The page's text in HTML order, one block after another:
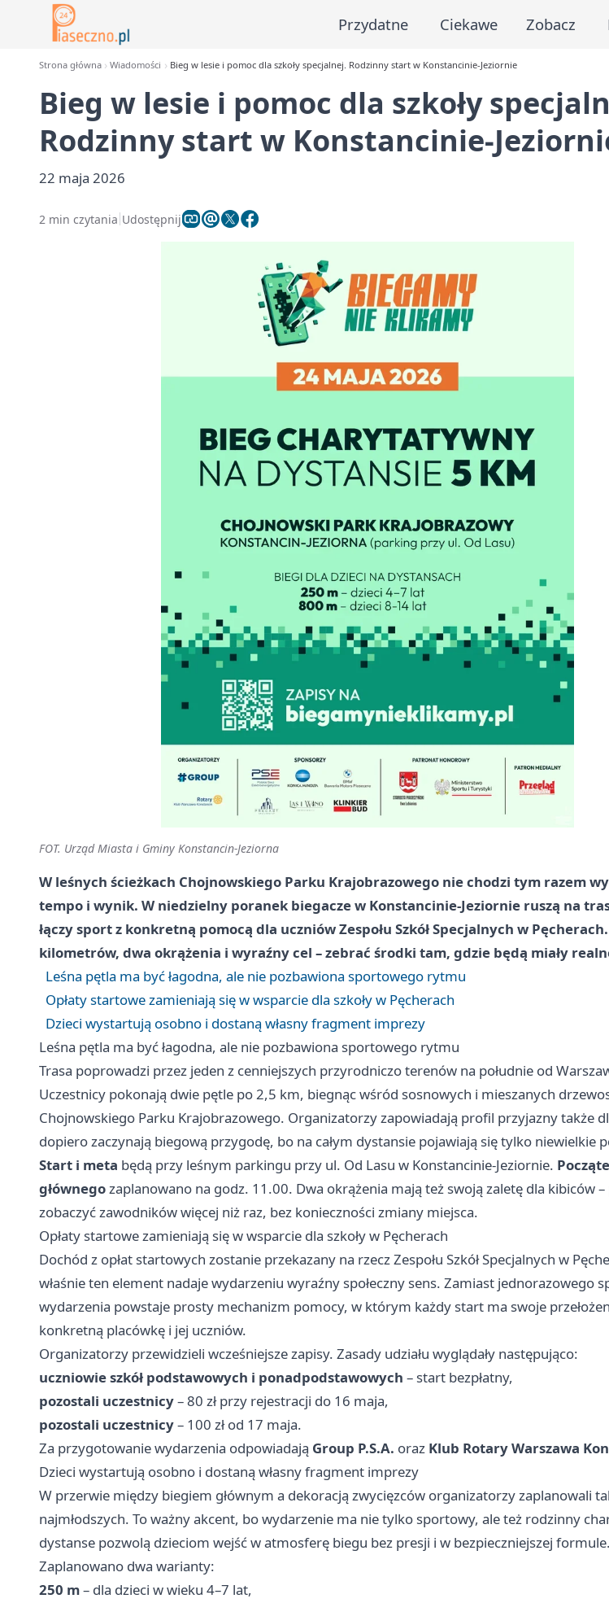
Przydatne Ciekawe Zobacz
Strona główna Wiadomości Bieg w lesie i pomoc dla szkoły specjalnej. Rodzinny start w Konstancinie-Jeziornie
Bieg w lesie i pomoc dla szkoły
Rodzinny start w Konstancinie-
22 maja 2026
2 min czytania Udostępnij
FOT. Urząd Miasta i Gminy Konstancin-Jeziorna
W leśnych ścieżkach Chojnowskiego Parku Krajobrazowego nie chodzi tym razem
tempo i wynik. W niedzielny poranek biegacze w Konstancinie-Jeziornie ruszą na
łączy sport z konkretną pomocą dla uczniów Zespołu Szkół Specjalnych w
kilometrów, dwa okrążenia i wyraźny cel – zebrać środki tam, gdzie będą miały
Leśna pętla ma być łagodna, ale nie pozbawiona sportowego rytmu
Opłaty startowe zamieniają się w wsparcie dla szkoły w Pęcherach
Dzieci wystartują osobno i dostaną własny fragment imprezy
Leśna pętla ma być łagodna, ale nie pozbawiona sportowego rytmu
Trasa poprowadzi przez jeden z cenniejszych przyrodniczo terenów na południe od
Uczestnicy pokonają dwie pętle po 2,5 km, biegnąc wśród sosnowych i mieszanych
Chojnowskiego Parku Krajobrazowego. Organizatorzy zapowiadają profil przyjazny także
dopiero zaczynają biegową przygodę, bo na całym dystansie pojawiają się tylko niewielkie
Start i meta będą przy leśnym parkingu przy ul. Od Lasu w Konstancinie-Jeziornie.
głównegozaplanowano na godz. 11.00. Dwa okrążenia mają też swoją zaletę dla kibiców –
zobaczyć zawodników więcej niż raz, bez konieczności zmiany miejsca.
Opłaty startowe zamieniają się w wsparcie dla szkoły w Pęcherach
Dochód z opłat startowych zostanie przekazany na rzecz Zespołu Szkół Specjalnych w
właśnie ten element nadaje wydarzeniu wyraźny społeczny sens. Zamiast jednorazowego
wydarzenia powstaje prosty mechanizm pomocy, w którym każdy start ma swoje
konkretną placówkę i jej uczniów.
Organizatorzy przewidzieli wcześniejsze zapisy. Zasady udziału wyglądały następująco:
uczniowie szkół podstawowych i ponadpodstawowych – start bezpłatny,
pozostali uczestnicy– 80 zł przy rejestracji do 16 maja,
pozostali uczestnicy– 100 zł od 17 maja.
Za przygotowanie wydarzenia odpowiadają Group P.S.A. oraz Klub Rotary Warszawa
Dzieci wystartują osobno i dostaną własny fragment imprezy
W przerwie między biegiem głównym a dekoracją zwycięzców organizatorzy zaplanowali
najmłodszych. To ważny akcent, bo wydarzenie ma nie tylko sportowy, ale też rodzinny
dystanse pozwolą dzieciom wejść w atmosferę biegu bez presji i w bezpieczniejszej formule.
Zaplanowano dwa warianty:
250 m– dla dzieci w wieku 4–7 lat,